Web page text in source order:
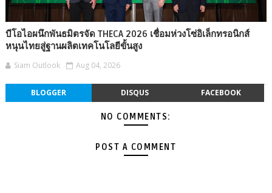
บีโอไอผนึกพันธมิตรจัด THECA 2026 เชื่อมห่วงโซ่อิเล็กทรอนิกส์
หนุนไทยสู่ฐานผลิตเทคโนโลยีขั้นสูง
Siam Outlook Aug 04, 2026
BLOGGER DISQUS FACEBOOK
NO COMMENTS:
POST A COMMENT